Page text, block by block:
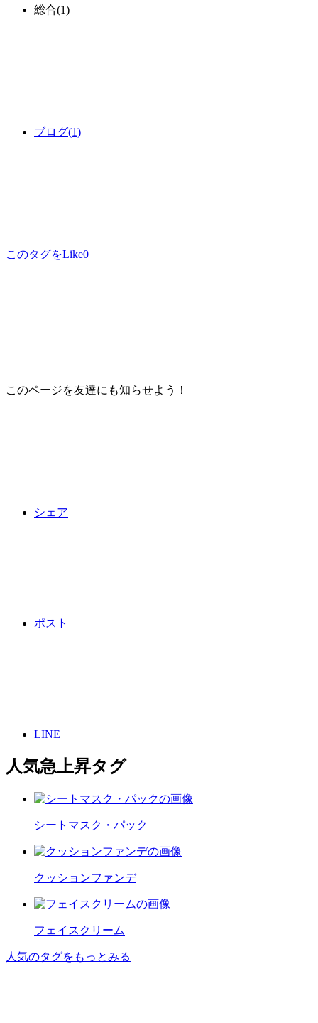
総合(1)
ブログ(1)
このタグをLike0
このページを友達にも知らせよう！
シェア
ポスト
LINE
人気急上昇タグ
シートマスク・パック
クッションファンデ
フェイスクリーム
人気のタグをもっとみる